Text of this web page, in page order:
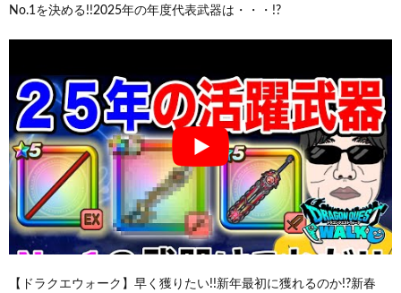
No.1を決める!!2025年の年度代表武器は・・・!?
【ドラクエウォーク】早く獲りたい!!新年最初に獲れるのか!?新春